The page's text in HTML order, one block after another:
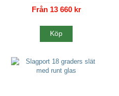
Från 13 660 kr
Köp